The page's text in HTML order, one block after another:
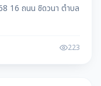
16 ถนน ชิดวนา ตำบล
223